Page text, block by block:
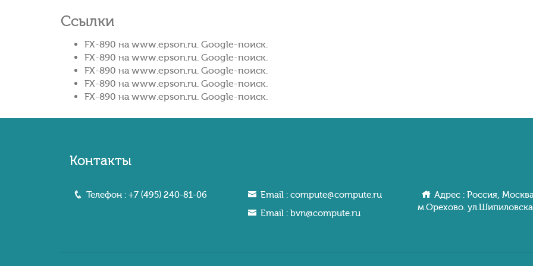
Ссылки
FX-890 на www.epson.ru. Google-поиск.
FX-890 на www.epson.ru. Google-поиск.
FX-890 на www.epson.ru. Google-поиск.
FX-890 на www.epson.ru. Google-поиск.
FX-890 на www.epson.ru. Google-поиск.
Контакты
Телефон : +7 (495) 240-81-06 Email : compute@compute.ru
Email : bvn@compute.ru
Адрес : Россия,
м.Орехово.